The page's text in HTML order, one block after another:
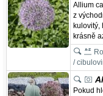
Allium
z
kulovitý,
krásně
/
Pokud